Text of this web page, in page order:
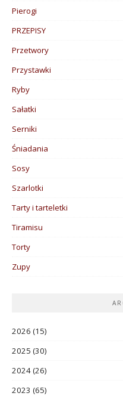
Pierogi
PRZEPISY
Przetwory
Przystawki
Ryby
Sałatki
Serniki
Śniadania
Sosy
Szarlotki
Tarty i tarteletki
Tiramisu
Torty
Zupy
2026 (15)
2025 (30)
2024(26)
2023 (65)